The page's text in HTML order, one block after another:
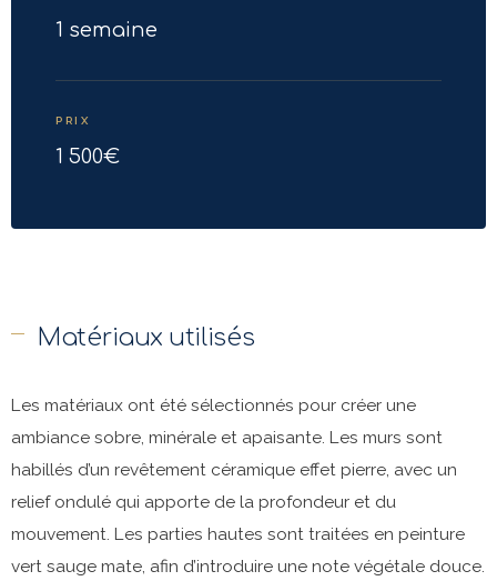
1 semaine
PRIX
1 500€
Matériaux utilisés
Les matériaux ont été sélectionnés pour créer une
ambiance sobre, minérale et apaisante. Les murs sont
habillés d’un revêtement céramique effet pierre, avec un
relief ondulé qui apporte de la profondeur et du
mouvement. Les parties hautes sont traitées en peinture
vert sauge mate, afin d’introduire une note végétale douce.